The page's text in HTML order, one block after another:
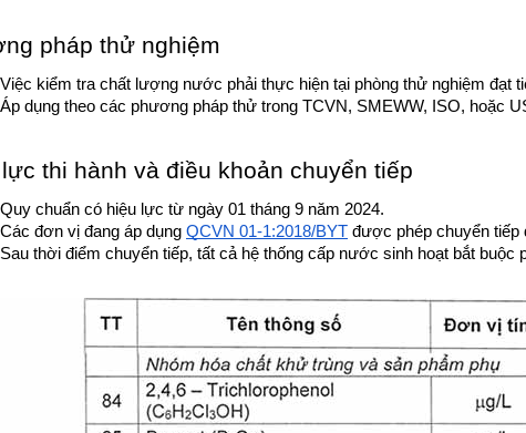
pháp thử nghiệm
Việc kiểm tra chất lượng nước phải thực hiện tại phòng thử nghiệm đạt
Áp dụng theo các phương pháp thử trong TCVN, SMEWW, ISO, hoặc
thi hành và điều khoản chuyển tiếp
Quy chuẩn có hiệu lực từ ngày 01 tháng 9 năm 2024.
Các đơn vị đang áp dụng QCVN 01-1:2018/BYT được phép chuyển tiếp
Sau thời điểm chuyển tiếp, tất cả hệ thống cấp nước sinh hoạt bắt buộc